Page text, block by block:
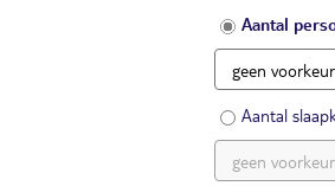
Aantal
Aantal